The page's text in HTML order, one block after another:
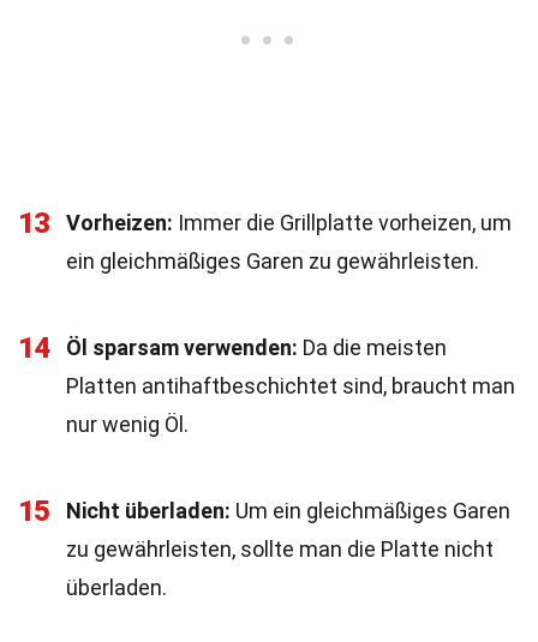
13 Vorheizen: Immer die Grillplatte vorheizen, um
ein gleichmäßiges Garen zu gewährleisten.
14 Öl sparsam verwenden: Da die meisten
Platten antihaftbeschichtet sind, braucht man
nur wenig Öl.
15 Nicht überladen: Um ein gleichmäßiges Garen
zu gewährleisten, sollte man die Platte nicht
überladen.